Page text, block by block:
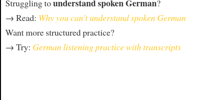
Struggling tounderstand spoken German?
→ Read: Why you can't understand spoken German
Want more structured practice?
→ Try: German listening practice with transcripts